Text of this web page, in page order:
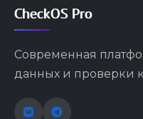
CheckOS Pro
Современная
данных и проверки